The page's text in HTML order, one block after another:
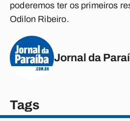
poderemos ter os primeiros
Odilon Ribeiro.
Jornal da
Tags